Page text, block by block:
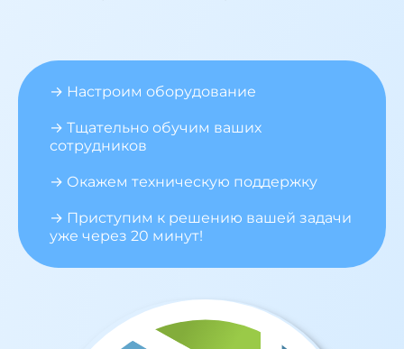
→ Настроим оборудование
→ Тщательно обучим ваших
сотрудников
→ Окажем техническую поддержку
→ Приступим к решению вашей задачи
уже через 20 минут!